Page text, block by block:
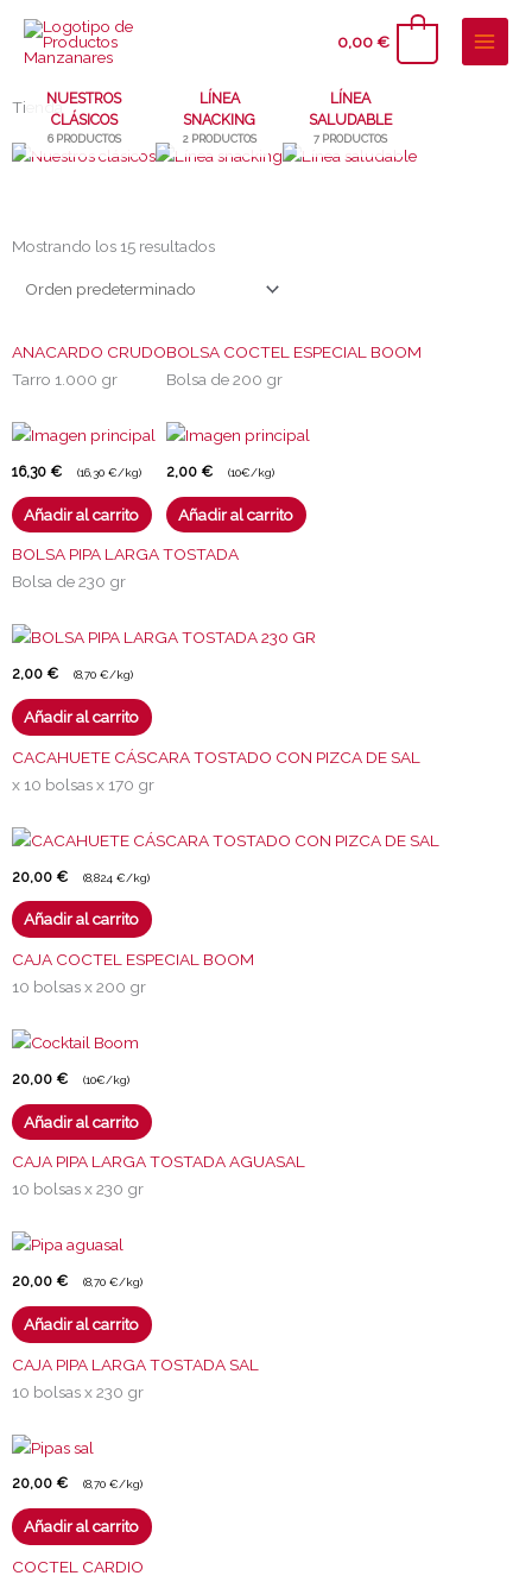
contenido
0,00€
TiendaNUESTROS
CLÁSICOS
6 PRODUCTOS
LÍNEA
SNACKING
2 PRODUCTOS
LÍNEA
SALUDABLE
7 PRODUCTOS
Mostrando los 15 resultados
ANACARDO CRUDO
Tarro 1.000 gr
16,30 € (16,30 €/kg)
Añadir al carrito
BOLSA COCTEL ESPECIAL BOOM
Bolsa de 200 gr
2,00 € (10€/kg)
Añadir al carrito
BOLSA PIPA LARGA TOSTADA
Bolsa de 230 gr
2,00 € (8,70 €/kg)
Añadir al carrito
CACAHUETE CÁSCARA TOSTADO CON PIZCA DE SAL
x 10 bolsas x 170 gr
20,00 € (8,824 €/kg)
Añadir al carrito
CAJA COCTEL ESPECIAL BOOM
10 bolsas x 200 gr
20,00 € (10€/kg)
Añadir al carrito
CAJA PIPA LARGA TOSTADA AGUASAL
10 bolsas x 230 gr
20,00 € (8,70 €/kg)
Añadir al carrito
CAJA PIPA LARGA TOSTADA SAL
10 bolsas x 230 gr
20,00 € (8,70 €/kg)
Añadir al carrito
COCTEL CARDIO